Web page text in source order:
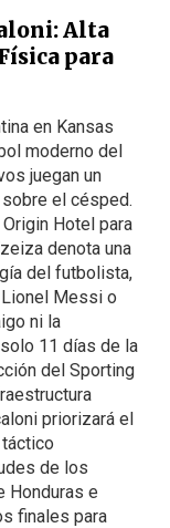
Alta
para
en Kansas
moderno del
juegan un
el césped.
Hotel para
denota una
del futbolista,
Messi o
ni la
11 días de la
del Sporting
priorizará el
de los
Honduras e
finales para